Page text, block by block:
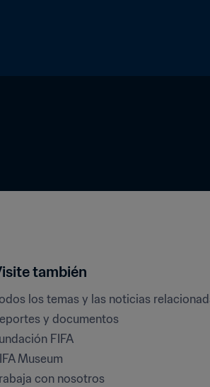
también
los temas y las noticias
y documentos
FIFA
Museum
con nosotros